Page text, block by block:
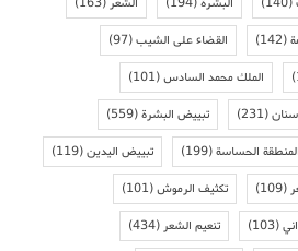
(142) القضاء على الشيب(97)
الملك محمد السادس(101)
(231) تبييض البشرة(559)
الحساسة(199) تبييض اليدين(119)
(109) تكثيف الرموش(101)
(103) تنعيم الشعر(434)